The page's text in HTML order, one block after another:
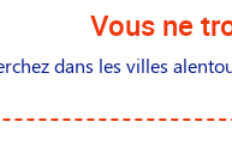
Vous ne
dans les villes